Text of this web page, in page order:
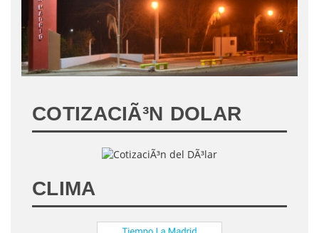
COTIZACIÃ³N DOLAR
CLIMA